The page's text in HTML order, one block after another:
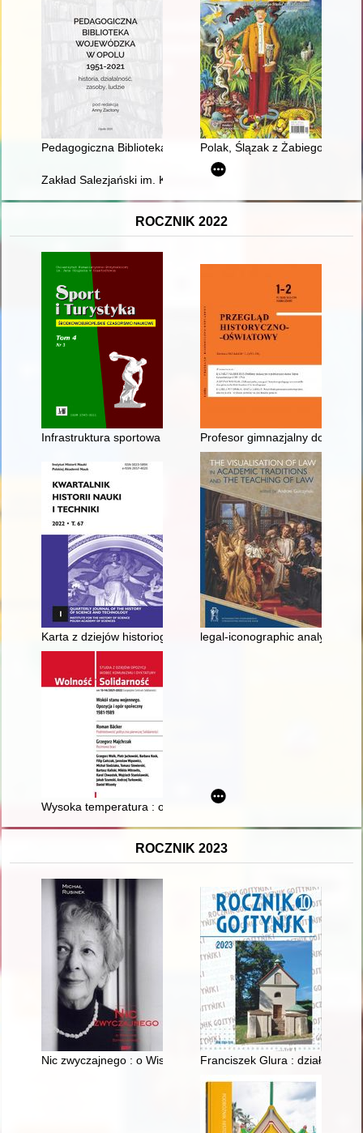
Pedagogiczna Biblioteka Wojewódzka w Opolu Filia w Nysie
Polak, Ślązak z Żabiego kraju :
Zakład Salezjański im. Księdza Bosko w Oświęcimiu : kronika.
ROCZNIK 2022
Infrastruktura sportowa dla potrzeb piłki nożnej w
Profesor gimnazjalny doktor
Karta z dziejów historiografii ruchu robotniczego: przypadek
legal-iconographic analysis of
Wysoka temperatura : od wolności do wolności 1980-1990
ROCZNIK 2023
Nic zwyczajnego : o Wisławie SzymborskiejFranciszek Glura : działacz